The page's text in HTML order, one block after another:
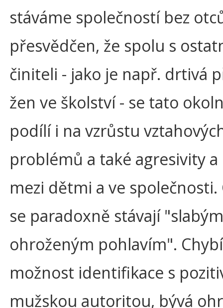
stáváme společností bez
přesvědčen, že spolu s
činiteli - jako je např. drtivá
žen ve školství - se tato
podílí i na vzrůstu
problémů a také agresivity a
mezi dětmi a ve společnosti.
se paradoxně stávají
ohroženým pohlavím".
možnost identifikace s
mužskou autoritou, bývá